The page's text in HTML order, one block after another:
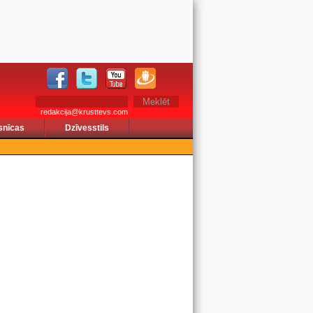
redakcija@krusttevs.com
Dzīvesstils